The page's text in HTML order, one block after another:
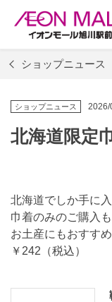
ショップニュース
ショップニュース 2026/
北海道限定
北海道でしか手に
巾着のみのご購入
お土産にもおすすめ
￥242（税込）